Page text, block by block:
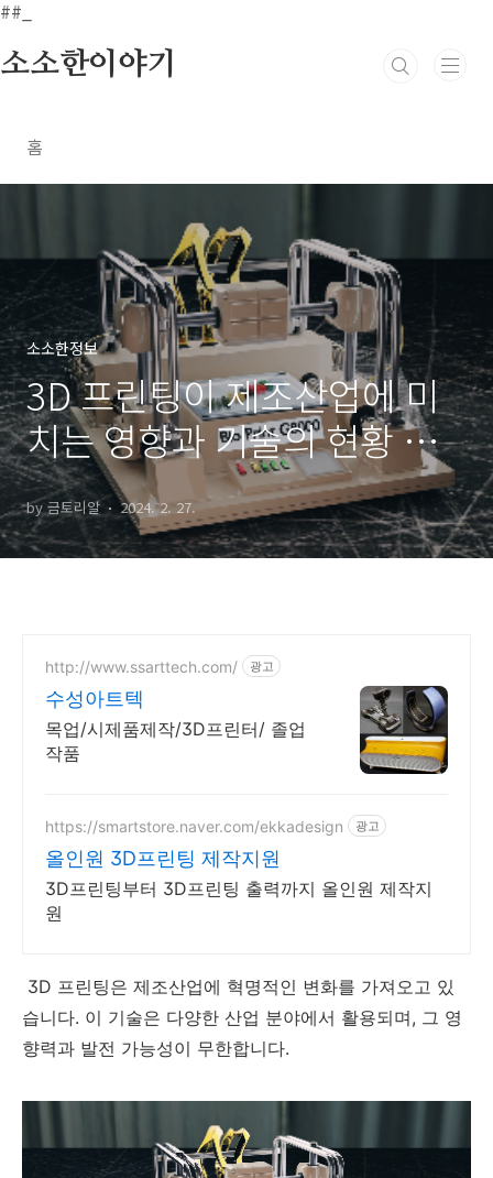
##_
본문 바로가기
소소한이야기
홈
소소한정보
3D 프린팅이 제조산업에 미
치는 영향과 기술의 현황 및
향후 전망
by 금토리알 2024. 2. 27.
http://www.ssarttech.com/ 광고
수성아트텍
목업/시제품제작/3D프린터/ 졸업
작품
https://smartstore.naver.com/ekkadesign 광고
올인원 3D프린팅 제작지원
3D프린팅부터 3D프린팅 출력까지 올인원 제작지
원
3D 프린팅은 제조산업에 혁명적인 변화를 가져오고 있
습니다. 이 기술은 다양한 산업 분야에서 활용되며, 그 영
향력과 발전 가능성이 무한합니다.